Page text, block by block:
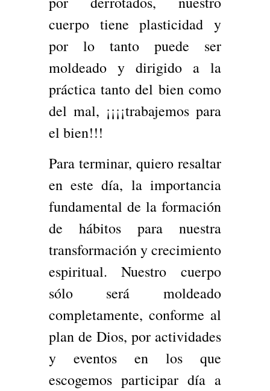
cuerpo tiene plasticidad y
por lo tanto puede ser
moldeado y dirigido a la
práctica tanto del bien como
del mal, ¡¡¡¡trabajemos para
el bien!!!
Para terminar, quiero resaltar
en este día, la importancia
fundamental de la formación
de hábitos para nuestra
transformación y crecimiento
espiritual. Nuestro cuerpo
sólo será moldeado
completamente, conforme al
plan de Dios, por actividades
y eventos en los que
escogemos participar día a